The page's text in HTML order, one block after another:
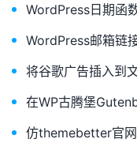
WordPress日期函
WordPress邮箱链
将谷歌广告插入到
在WP古腾堡
仿themebetter官